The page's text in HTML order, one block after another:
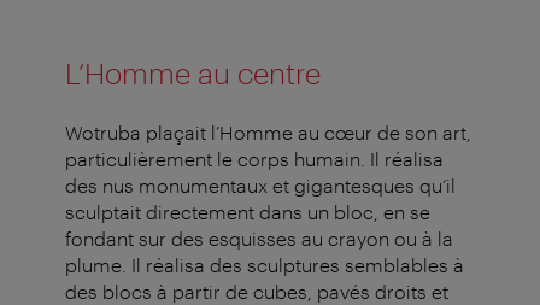
L’Homme au centre
Wotruba plaçait l’Homme au cœur de son art,
particulièrement le corps humain. Il réalisa
des nus monumentaux et gigantesques qu’il
sculptait directement dans un bloc, en se
fondant sur des esquisses au crayon ou à la
plume. Il réalisa des sculptures semblables à
des blocs à partir de cubes, pavés droits et